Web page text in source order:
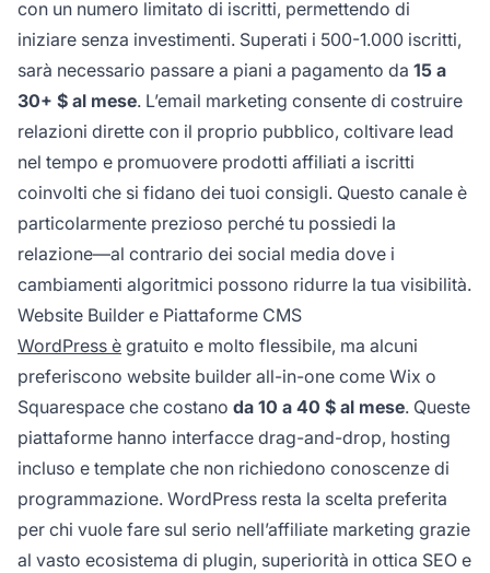
con un numero limitato di iscritti, permettendo di
iniziare senza investimenti. Superati i 500-1.000 iscritti,
sarà necessario passare a piani a pagamento da 15 a
30+ $ al mese. L’email marketing consente di costruire
relazioni dirette con il proprio pubblico, coltivare lead
nel tempo e promuovere prodotti affiliati a iscritti
coinvolti che si fidano dei tuoi consigli. Questo canale è
particolarmente prezioso perché tu possiedi la
relazione—al contrario dei social media dove i
cambiamenti algoritmici possono ridurre la tua visibilità.
Website Builder e Piattaforme CMS
WordPress è gratuito e molto flessibile, ma alcuni
preferiscono website builder all-in-one come Wix o
Squarespace che costano da 10 a 40 $ al mese. Queste
piattaforme hanno interfacce drag-and-drop, hosting
incluso e template che non richiedono conoscenze di
programmazione. WordPress resta la scelta preferita
per chi vuole fare sul serio nell’affiliate marketing grazie
al vasto ecosistema di plugin, superiorità in ottica SEO e